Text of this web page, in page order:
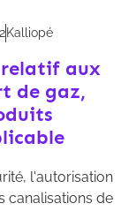
Kalliopé
relatif aux
de gaz,
l'autorisation
canalisations de